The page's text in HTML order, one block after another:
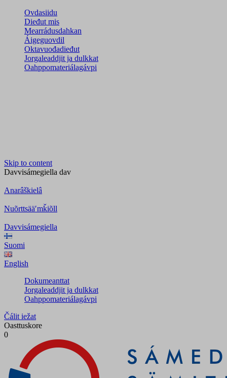
Ovdasiidu
Dieđut mis
Mearrádusdahkan
Áigeguovdil
Oktavuođadieđut
Jorgaleaddjit ja dulkkat
Oahppomateriálagávpi
Skip to content
Davvisámegiella dav
Anarâškielâ
Nuõrttsääʹmǩiõll
Davvisámegiella
Suomi
English
Dokumeanttat
Jorgaleaddjit ja dulkkat
Oahppomateriálagávpi
Čálit iežat
Oasttuskore
0